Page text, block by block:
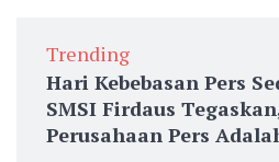
Trending
Hari Kebebasan Pers
SMSI Firdaus
Perusahaan Pers